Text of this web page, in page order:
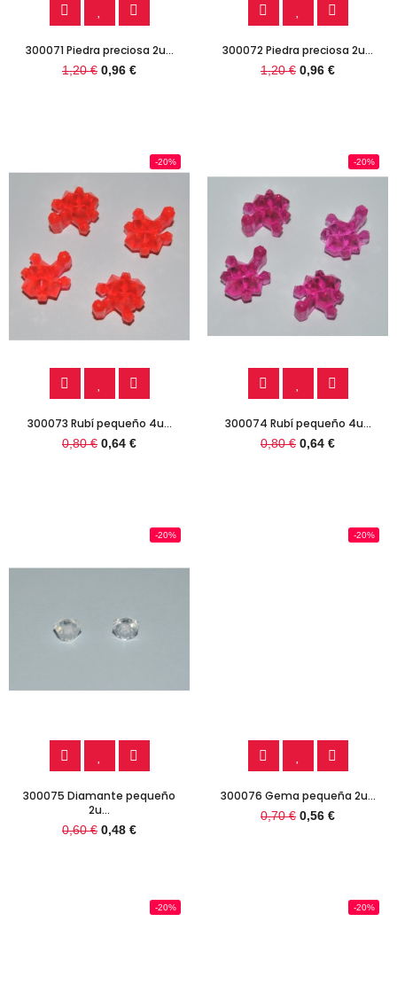
300071 Piedra preciosa 2u...
1,20 € 0,96 €
300072 Piedra preciosa 2u...
1,20 € 0,96 €
-20%
300073 Rubí pequeño 4u...
0,80 € 0,64 €
-20%
300074 Rubí pequeño 4u...
0,80 € 0,64 €
-20%
300075 Diamante pequeño
2u...
0,60 € 0,48 €
-20%
300076 Gema pequeña 2u...
0,70 € 0,56 €
-20% -20%